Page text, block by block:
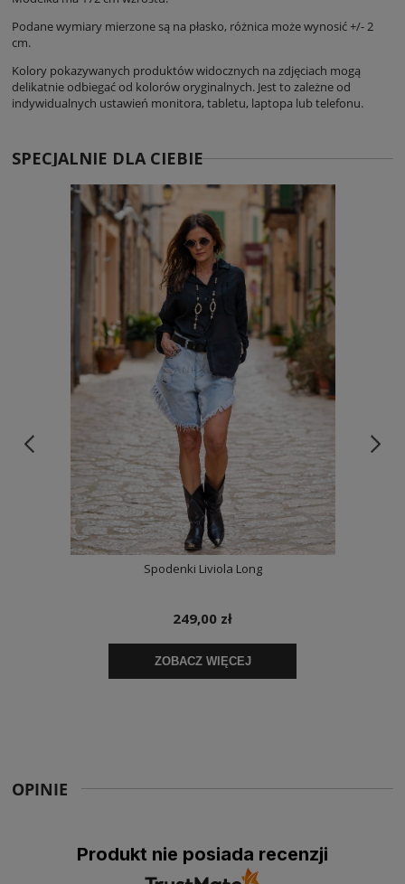
Podane wymiary mierzone są na płasko, różnica może wynosić +/- 2
cm.
Kolory pokazywanych produktów widocznych na zdjęciach mogą
delikatnie odbiegać od kolorów oryginalnych. Jest to zależne od
indywidualnych ustawień monitora, tabletu, laptopa lub telefonu.
OPINIE
Produkt nie posiada recenzji